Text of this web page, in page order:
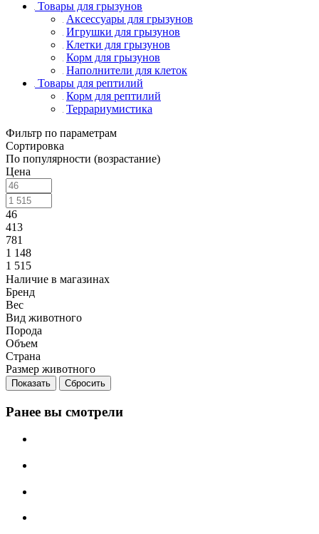
Товары для грызунов
Аксессуары для грызунов
Игрушки для грызунов
Клетки для грызунов
Корм для грызунов
Наполнители для клеток
Товары для рептилий
Корм для рептилий
Террариумистика
Фильтр по параметрам
Сортировка
По популярности (возрастание)
Цена
46
413
781
1 148
1 515
Наличие в магазинах
Бренд
Вес
Вид животного
Порода
Объем
Страна
Размер животного
Сбросить
Ранее вы смотрели